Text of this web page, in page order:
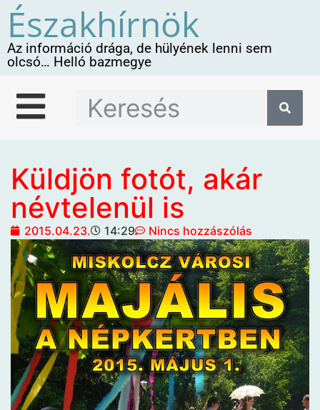
Északhírnök
Az információ drága, de hülyének lenni sem
olcsó… Helló bazmegye
Küldjön fotót, akár
névtelenül is
2015.04.23. 14:29 Nincs hozzászólás